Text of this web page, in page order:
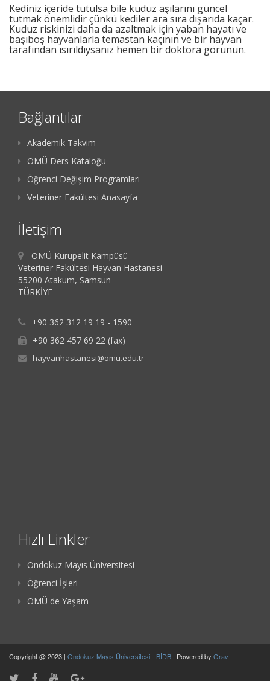
Kediniz içeride tutulsa bile kuduz aşılarını güncel
tutmak önemlidir çünkü kediler ara sıra dışarıda kaçar.
Kuduz riskinizi daha da azaltmak için yaban hayatı ve
başıboş hayvanlarla temastan kaçının ve bir hayvan
tarafından ısırıldıysanız hemen bir doktora görünün.
Bağlantılar
Akademik Takvim
OMÜ Ders Kataloğu
Öğrenci Değişim Programları
Veteriner Fakültesi Anasayfa
İletişim
OMÜ Kurupelit Kampüsü
Veteriner Fakültesi Hayvan Hastanesi
55200 Atakum, Samsun
TÜRKİYE
+90 362 312 19 19 - 1590
+90 362 457 69 22 (fax)
hayvanhastanesi@omu.edu.tr
Hızlı Linkler
Ondokuz Mayıs Üniversitesi
Öğrenci İşleri
OMÜ de Yaşam
Copyright @ 2023 | Ondokuz Mayıs Üniversitesi- BİDB | Powered by Grav